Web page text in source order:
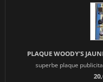
PLAQUE WOODY'S
superbe plaque